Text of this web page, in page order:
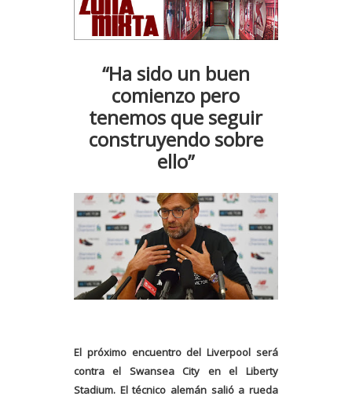
“Ha sido un buen
comienzo pero
tenemos que seguir
construyendo sobre
ello”
El próximo encuentro del Liverpool será
contra el Swansea City en el Liberty
Stadium. El técnico alemán salió a rueda